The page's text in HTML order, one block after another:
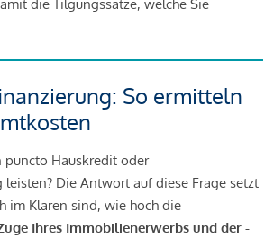
die Tilgungssätze, welche Sie
So ermitteln
Hauskredit oder
leisten? Die Antwort auf diese Frage setzt
im Klaren sind, wie hoch die
Ihres Immobilienerwerbs und der -